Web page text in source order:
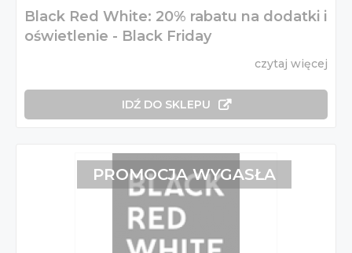
Black Red White: 20% rabatu na dodatki i
oświetlenie - Black Friday
czytaj więcej
IDŹ DO SKLEPU
PROMOCJA WYGASŁA